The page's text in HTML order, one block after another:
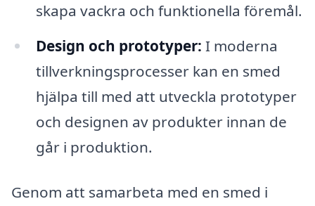
skapa vackra och funktionella föremål.
Design och prototyper: I moderna
tillverkningsprocesser kan en smed
hjälpa till med att utveckla prototyper
och designen av produkter innan de
går i produktion.
Genom att samarbeta med en smed i